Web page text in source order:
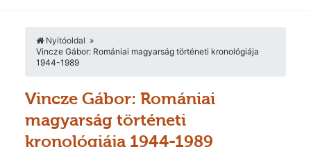
Nyitóoldal
Vincze Gábor: Romániai magyarság történeti kronológiája
1944-1989
Vincze Gábor: Romániai
magyarság történeti
kronológiája 1944-1989